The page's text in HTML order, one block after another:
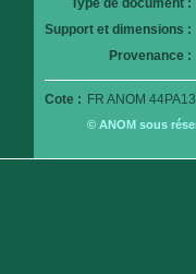
Type de document :
Support et dimensions :
Provenance :
Cote : FR ANOM
© ANOM sous